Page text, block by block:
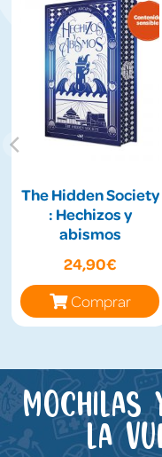
The Hidden Society
: Hechizos y
abismos
24,90€
Comprar
Mochilas
la